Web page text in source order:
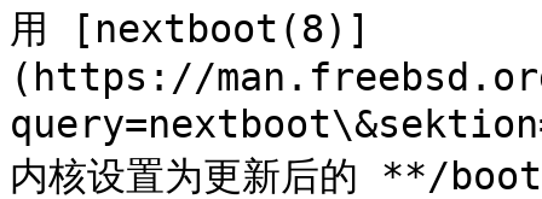
用 [nextboot(8)]
(https://
内核设置为更新后的 **/